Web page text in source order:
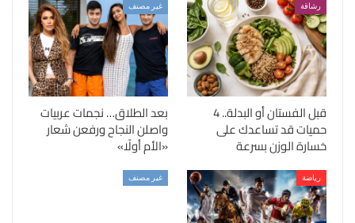
رشاقة
قبل الفستان أو البدلة.. 4
حميات قد تساعدك على
خسارة الوزن بسرعة
غير مصنف
بعد الطلاق… نجمات عربيات
واصلن النجاح ورفعن شعار
«الأم أولًا»
رياضة غير مصنف